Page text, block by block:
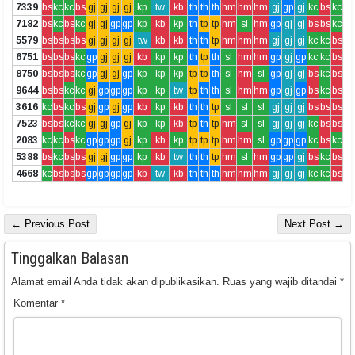
7339 bskckcbs gj gj gj gj kp tw kb th th th hm hm hm gj gp gj kc bskc
7182 bskcbskc gj gj gpgp kp kb kp th tp tp hm sl hm gp gj gj bsbskc
5579 bsbsbsbs gj gj gj gj tw kb kb th th tp hm hm hm gj gj gj kc kc bs
6751 bsbsbskcgp gj gj gj kb kp kp th tp th sl hm hm gp gj gp kc kc bs
8750 bsbsbskcgp gj gj gp kp kp kp tp tp th sl hm sl gp gj gj bskc bs
9644 bsbskckc gj gpgpgp kp kp tw tp th th sl hm hm gp gj gp bskc bs
3616 kcbskcbs gj gp gj gp kb kp kb th th tp sl sl sl gj gj gj bsbsbs
7523 bsbskckc gj gj gp gj kp kp kb tp th tp hm sl sl gj gj gj kc bsbs
2083 kckcbskcgpgpgp gj kp kb kp tp tp tp hm hm sl gp gp gp kc bskc
5388 bskcbsbs gj gj gpgp kp kb tw th th tp hm sl hm gp gp gj bskc bs
4668 kcbsbsbsgpgpgpgp kb tw kb th th th hm hm hm gj gj gj kc kc bs
← Previous Post Next Post →
Tinggalkan Balasan
Alamat email Anda tidak akan dipublikasikan. Ruas yang wajib ditandai *
Komentar *